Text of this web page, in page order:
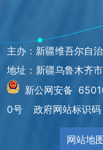
主办：新疆维吾尔自
地址：新疆乌鲁木齐
新公网安备
0号 政府网站标识
网站地